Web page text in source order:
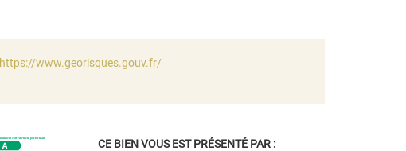
https://www.georisques.gouv.fr/
CE BIEN VOUS EST PRÉSENTÉ PAR :